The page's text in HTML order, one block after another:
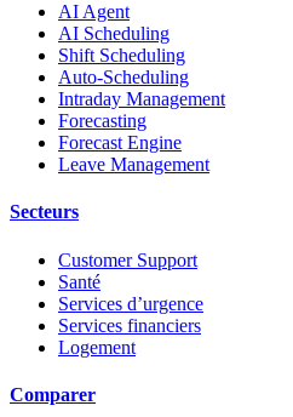
AI Agent
AI Scheduling
Shift Scheduling
Auto-Scheduling
Intraday Management
Forecasting
Forecast Engine
Leave Management
Secteurs
Customer Support
Santé
Services d’urgence
Services financiers
Logement
Comparer